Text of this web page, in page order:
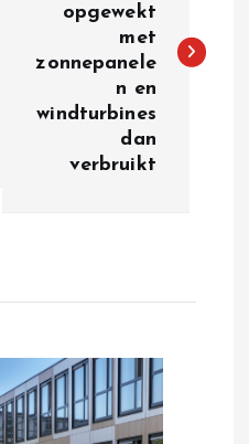
opgewekt
met
zonnepanele
n en
windturbines
dan
verbruikt